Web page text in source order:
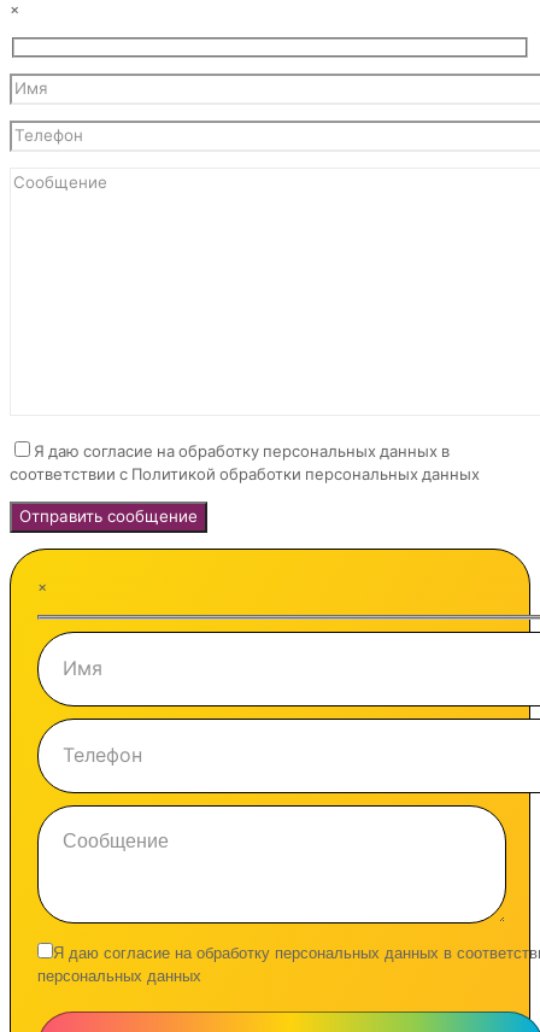
×
Я даю согласие на обработку персональных данных в
соответствии с Политикой обработки персональных данных
×
Я даю согласие на обработку персональных данных в
персональных данных